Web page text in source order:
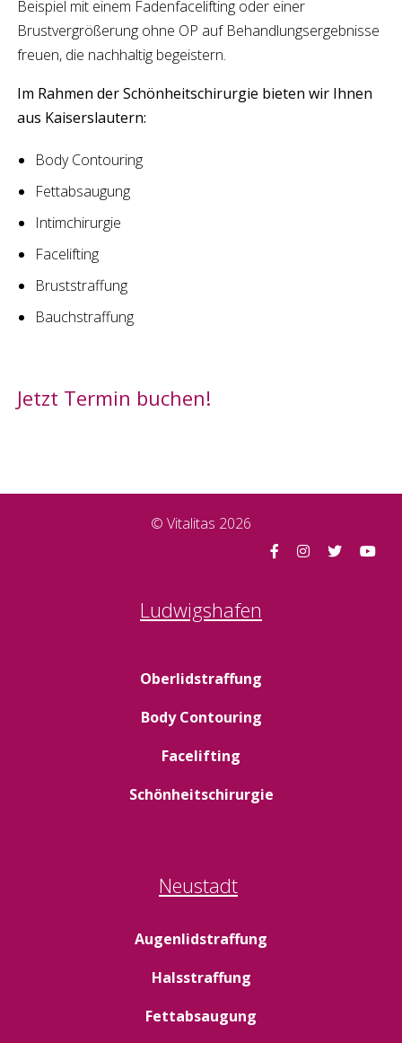
Beispiel mit einem Fadenfacelifting oder einer
Brustvergrößerung ohne OP auf Behandlungsergebnisse
freuen, die nachhaltig begeistern.
Im Rahmen derSchönheitschirurgie bieten wir Ihnen
aus Kaiserslautern:
Body Contouring
Fettabsaugung
Intimchirurgie
Facelifting
Bruststraffung
Bauchstraffung
Jetzt Termin buchen!
© Vitalitas 2026
Ludwigshafen
Oberlidstraffung
Body Contouring
Facelifting
Schönheitschirurgie
Neustadt
Augenlidstraffung
Halsstraffung
Fettabsaugung